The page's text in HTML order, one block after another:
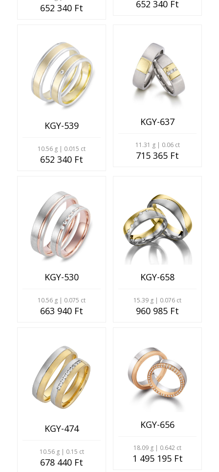
652 340 Ft 652 340 Ft
KGY-539
10.56 g | 0.015 ct
652 340 Ft
KGY-637
11.31 g | 0.06 ct
715 365 Ft
KGY-530
10.56 g | 0.075 ct
663 940 Ft
KGY-658
15.39 g | 0.076 ct
960 985 Ft
KGY-474
10.56 g | 0.15 ct
678 440 Ft
KGY-656
18.09 g | 0.642 ct
1 495 195 Ft